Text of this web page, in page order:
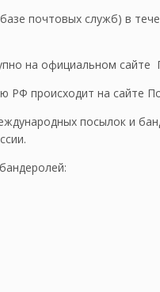
базе почтовых служб) в
на официальном сайте
происходит на сайте
посылок и
бандеролей: